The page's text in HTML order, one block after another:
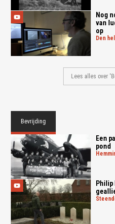
Nog
van
op
den
Lees alles over
Bevrijding
Een
pond